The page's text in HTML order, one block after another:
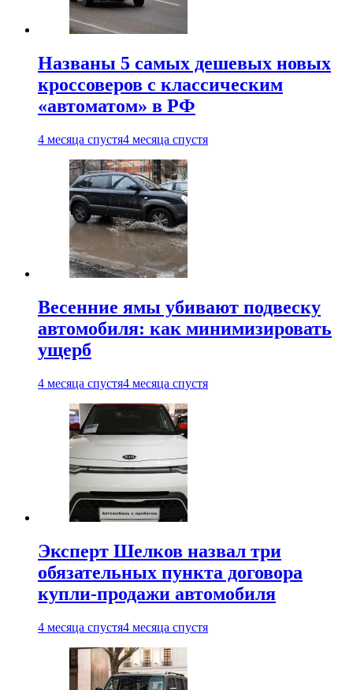
Названы 5 самых дешевых новых
кроссоверов с классическим
«автоматом» в РФ
4 месяца спустя4 месяца спустя
Весенние ямы убивают подвеску
автомобиля: как минимизировать
ущерб
4 месяца спустя4 месяца спустя
Эксперт Шелков назвал три
обязательных пункта договора
купли-продажи автомобиля
4 месяца спустя4 месяца спустя